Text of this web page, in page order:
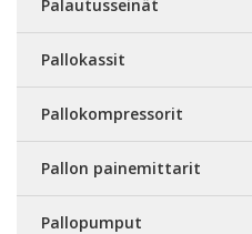
Palautusseinät
Pallokassit
Pallokompressorit
Pallon painemittarit
Pallopumput